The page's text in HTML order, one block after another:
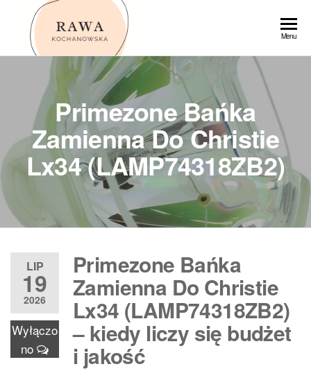
Przejdź
Menu
Primezone Bańka
Zamienna Do Christie
Lx34 (LAMP74318ZB2)
LIP
19
2026
Wyłączo
no
Primezone Bańka
Zamienna Do Christie
Lx34 (LAMP74318ZB2)
– kiedy liczy się budżet
i jakość